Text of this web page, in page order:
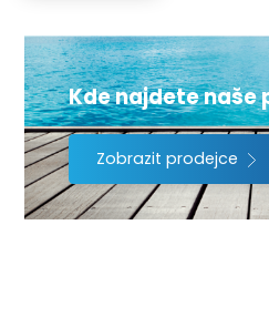
Kde najdete naše
Zobrazit prodejce